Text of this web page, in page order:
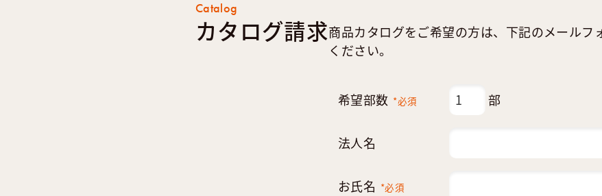
Catalog
カタログ請求商品カタログをご希望の方は、下記のメールフ
ください。
希望部数 *必須 部
法人名
お氏名 *必須